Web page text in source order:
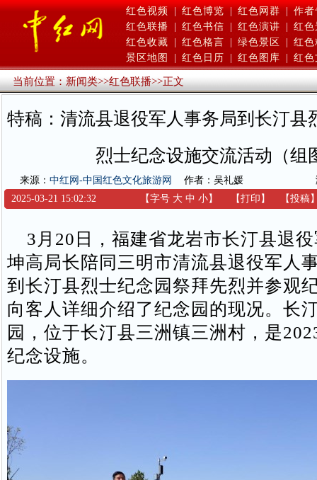
红色视频 | 红色博览 | 红色网群 | 作者
红色联播
红色书信 红色演讲
红色
红色收藏
红色格言 绿色景区
红色
景区地图
红色日历 红色图库 红色
当前位置：新闻类>>红色联播>>正文
特稿：清流县退役军人事务局到长汀县
烈士纪念设施交流活动（组
来源： 中红网-中国红色文化旅游网 作者：吴礼媛
2025-03-21 15:02:32
【字号 大 中 小】 【打印 】 【投稿
3月20日，福建省龙岩市长汀县退
坤高局长陪同三明市清流县退役军人
到长汀县烈士纪念园祭拜先烈并参观
向客人详细介绍了纪念园的现况。长
园，位于长汀县三洲镇三洲村，是
纪念设施。